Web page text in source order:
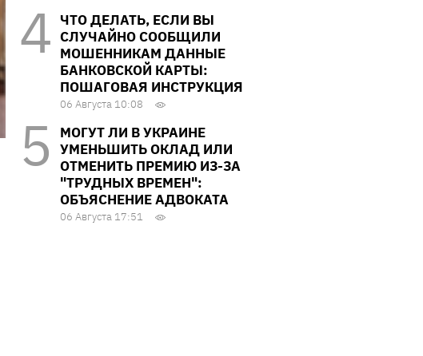
ЧТО ДЕЛАТЬ, ЕСЛИ ВЫ
СЛУЧАЙНО СООБЩИЛИ
МОШЕННИКАМ ДАННЫЕ
БАНКОВСКОЙ КАРТЫ:
ПОШАГОВАЯ ИНСТРУКЦИЯ
06 Августа 10:08
МОГУТ ЛИ В УКРАИНЕ
УМЕНЬШИТЬ ОКЛАД ИЛИ
ОТМЕНИТЬ ПРЕМИЮ ИЗ-ЗА
"ТРУДНЫХ ВРЕМЕН":
ОБЪЯСНЕНИЕ АДВОКАТА
06 Августа 17:51